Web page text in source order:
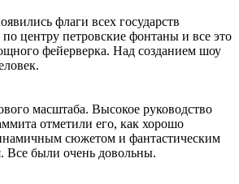
флаги всех государств
центру петровские фонтаны и все это
фейерверка. Над созданием шоу
масштаба. Высокое руководство
отметили его, как хорошо
сюжетом и фантастическим
Все были очень довольны.